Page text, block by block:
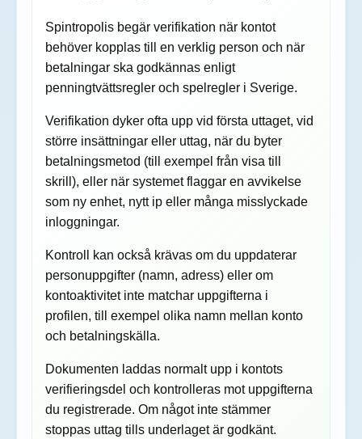
Spintropolis begär verifikation när kontot
behöver kopplas till en verklig person och när
betalningar ska godkännas enligt
penningtvättsregler och spelregler i Sverige.
Verifikation dyker ofta upp vid första uttaget, vid
större insättningar eller uttag, när du byter
betalningsmetod (till exempel från visa till
skrill), eller när systemet flaggar en avvikelse
som ny enhet, nytt ip eller många misslyckade
inloggningar.
Kontroll kan också krävas om du uppdaterar
personuppgifter (namn, adress) eller om
kontoaktivitet inte matchar uppgifterna i
profilen, till exempel olika namn mellan konto
och betalningskälla.
Dokumenten laddas normalt upp i kontots
verifieringsdel och kontrolleras mot uppgifterna
du registrerade. Om något inte stämmer
stoppas uttag tills underlaget är godkänt.